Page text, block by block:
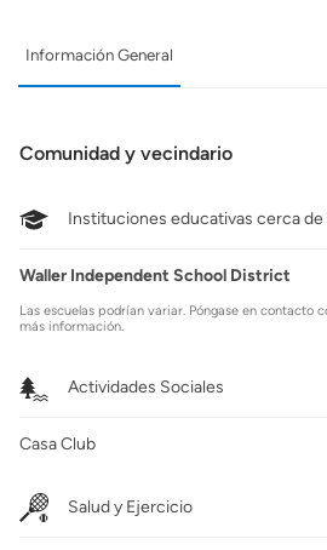
Información General
Comunidad y vecindario
Instituciones educativas cerca de
Waller Independent School District
Las escuelas podrían variar. Póngase en contacto
más información.
Actividades Sociales
Casa Club
Salud y Ejercicio